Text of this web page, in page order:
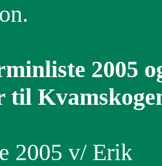
2005
til
2005 v/ Erik